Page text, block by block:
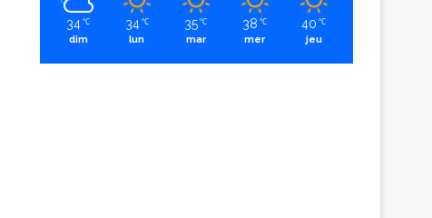
34 ℃
dim
34 ℃
lun
35 ℃
mar
38 ℃
mer
40 ℃
jeu